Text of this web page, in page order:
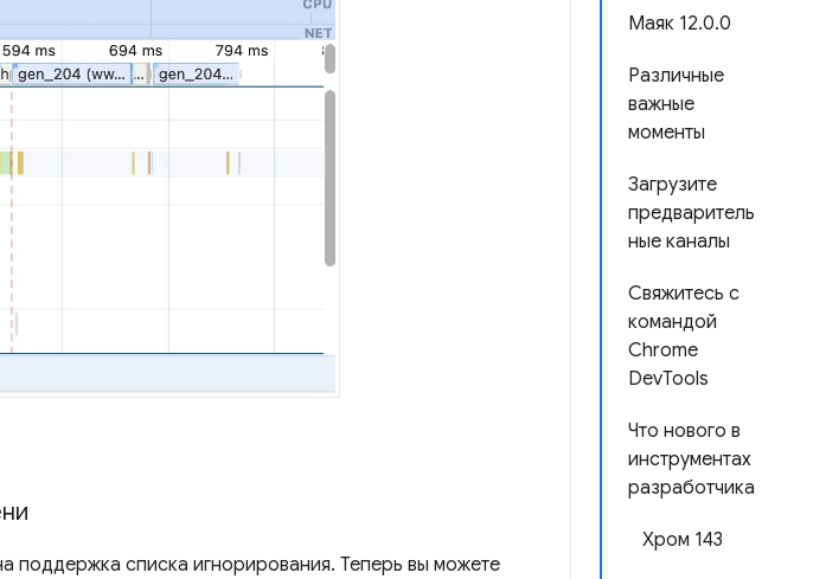
Маяк 12.0.0
Различные
важные
моменты
Загрузите
предваритель
ные каналы
Свяжитесь с
командой
Chrome
DevTools
Что нового в
инструментах
разработчика
Хром 143
​​поддержка списка игнорирования. Теперь вы можете